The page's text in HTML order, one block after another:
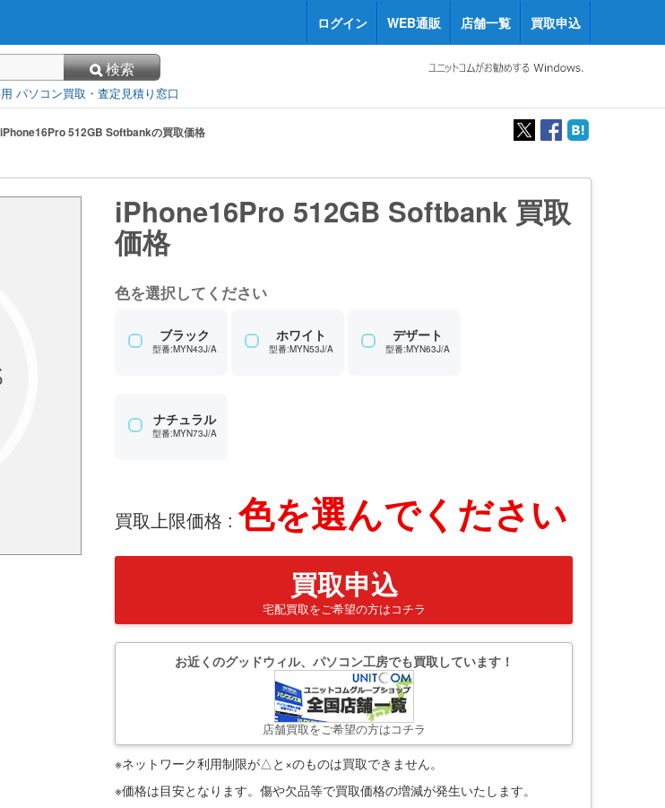
ログイン WEB通販 店舗一覧 買取申込
検索
パソコン買取・査定見積り窓口
iPhone16Pro 512GB Softbankの買取価格
iPhone16Pro 512GB Softbank 買取
価格
色を選択してください
ブラック
型番:MYN43J/A
ホワイト
型番:MYN53J/A
デザート
型番:MYN63J/A
ナチュラル
型番:MYN73J/A
買取上限価格 :色を選んでください
買取申込
宅配買取をご希望の方はコチラ
お近くのグッドウィル、パソコン工房でも買取しています！
店舗買取をご希望の方はコチラ
※ネットワーク利用制限が△と×のものは買取できません。
※価格は目安となります。傷や欠品等で買取価格の増減が発生いたします。